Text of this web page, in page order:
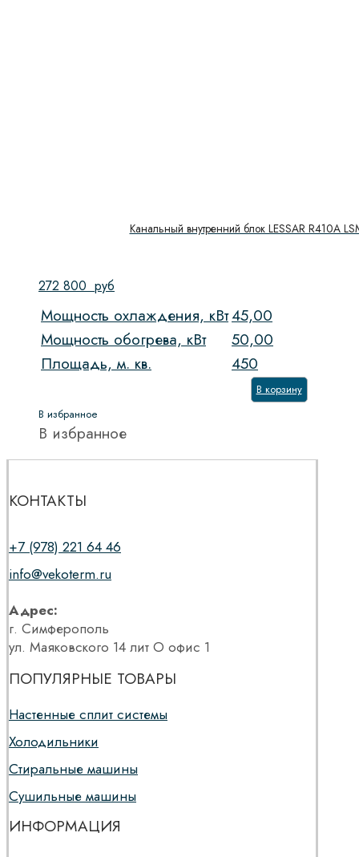
Канальный внутренний блок LESSAR R410A
272 800 руб
Мощность охлаждения, кВт45,00
Мощность обогрева, кВт
50,00
Площадь, м. кв.
450
В корзину
В избранное
В избранное
КОНТАКТЫ
+7 (978) 221 64 46
info@vekoterm.ru
Адрес:
г. Симферополь
ул. Маяковского 14 лит О офис 1
ПОПУЛЯРНЫЕ ТОВАРЫ
Настенные сплит системы
Холодильники
Стиральные машины
Сушильные машины
ИНФОРМАЦИЯ